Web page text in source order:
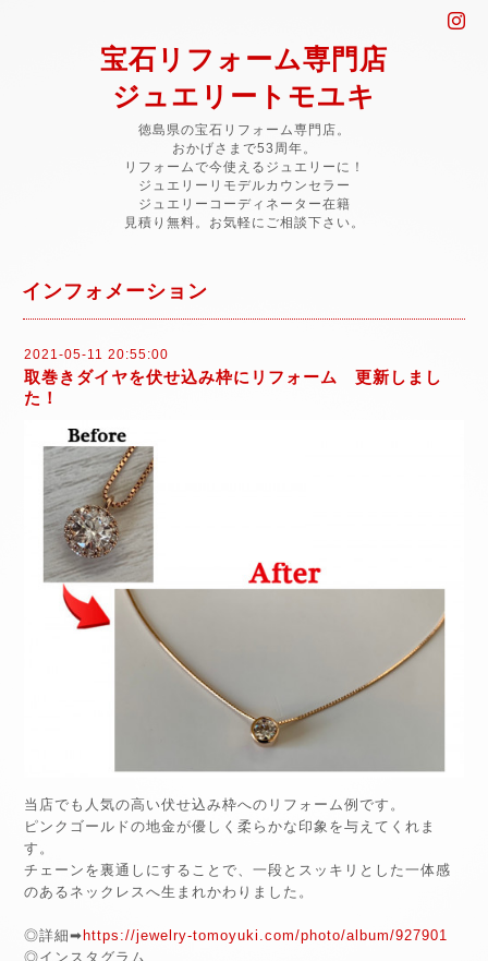
宝石リフォーム専門店
ジュエリートモユキ
徳島県の宝石リフォーム専門店。
おかげさまで53周年。
リフォームで今使えるジュエリーに！
ジュエリーリモデルカウンセラー
ジュエリーコーディネーター在籍
見積り無料。お気軽にご相談下さい。
インフォメーション
2021-05-11 20:55:00
取巻きダイヤを伏せ込み枠にリフォーム 更新しまし
た！
当店でも人気の高い伏せ込み枠へのリフォーム例です。
ピンクゴールドの地金が優しく柔らかな印象を与えてくれま
す。
チェーンを裏通しにすることで、一段とスッキリとした一体感
のあるネックレスへ生まれかわりました。
◎詳細➡ https://jewelry-tomoyuki.com/photo/album/927901
◎インスタグラム